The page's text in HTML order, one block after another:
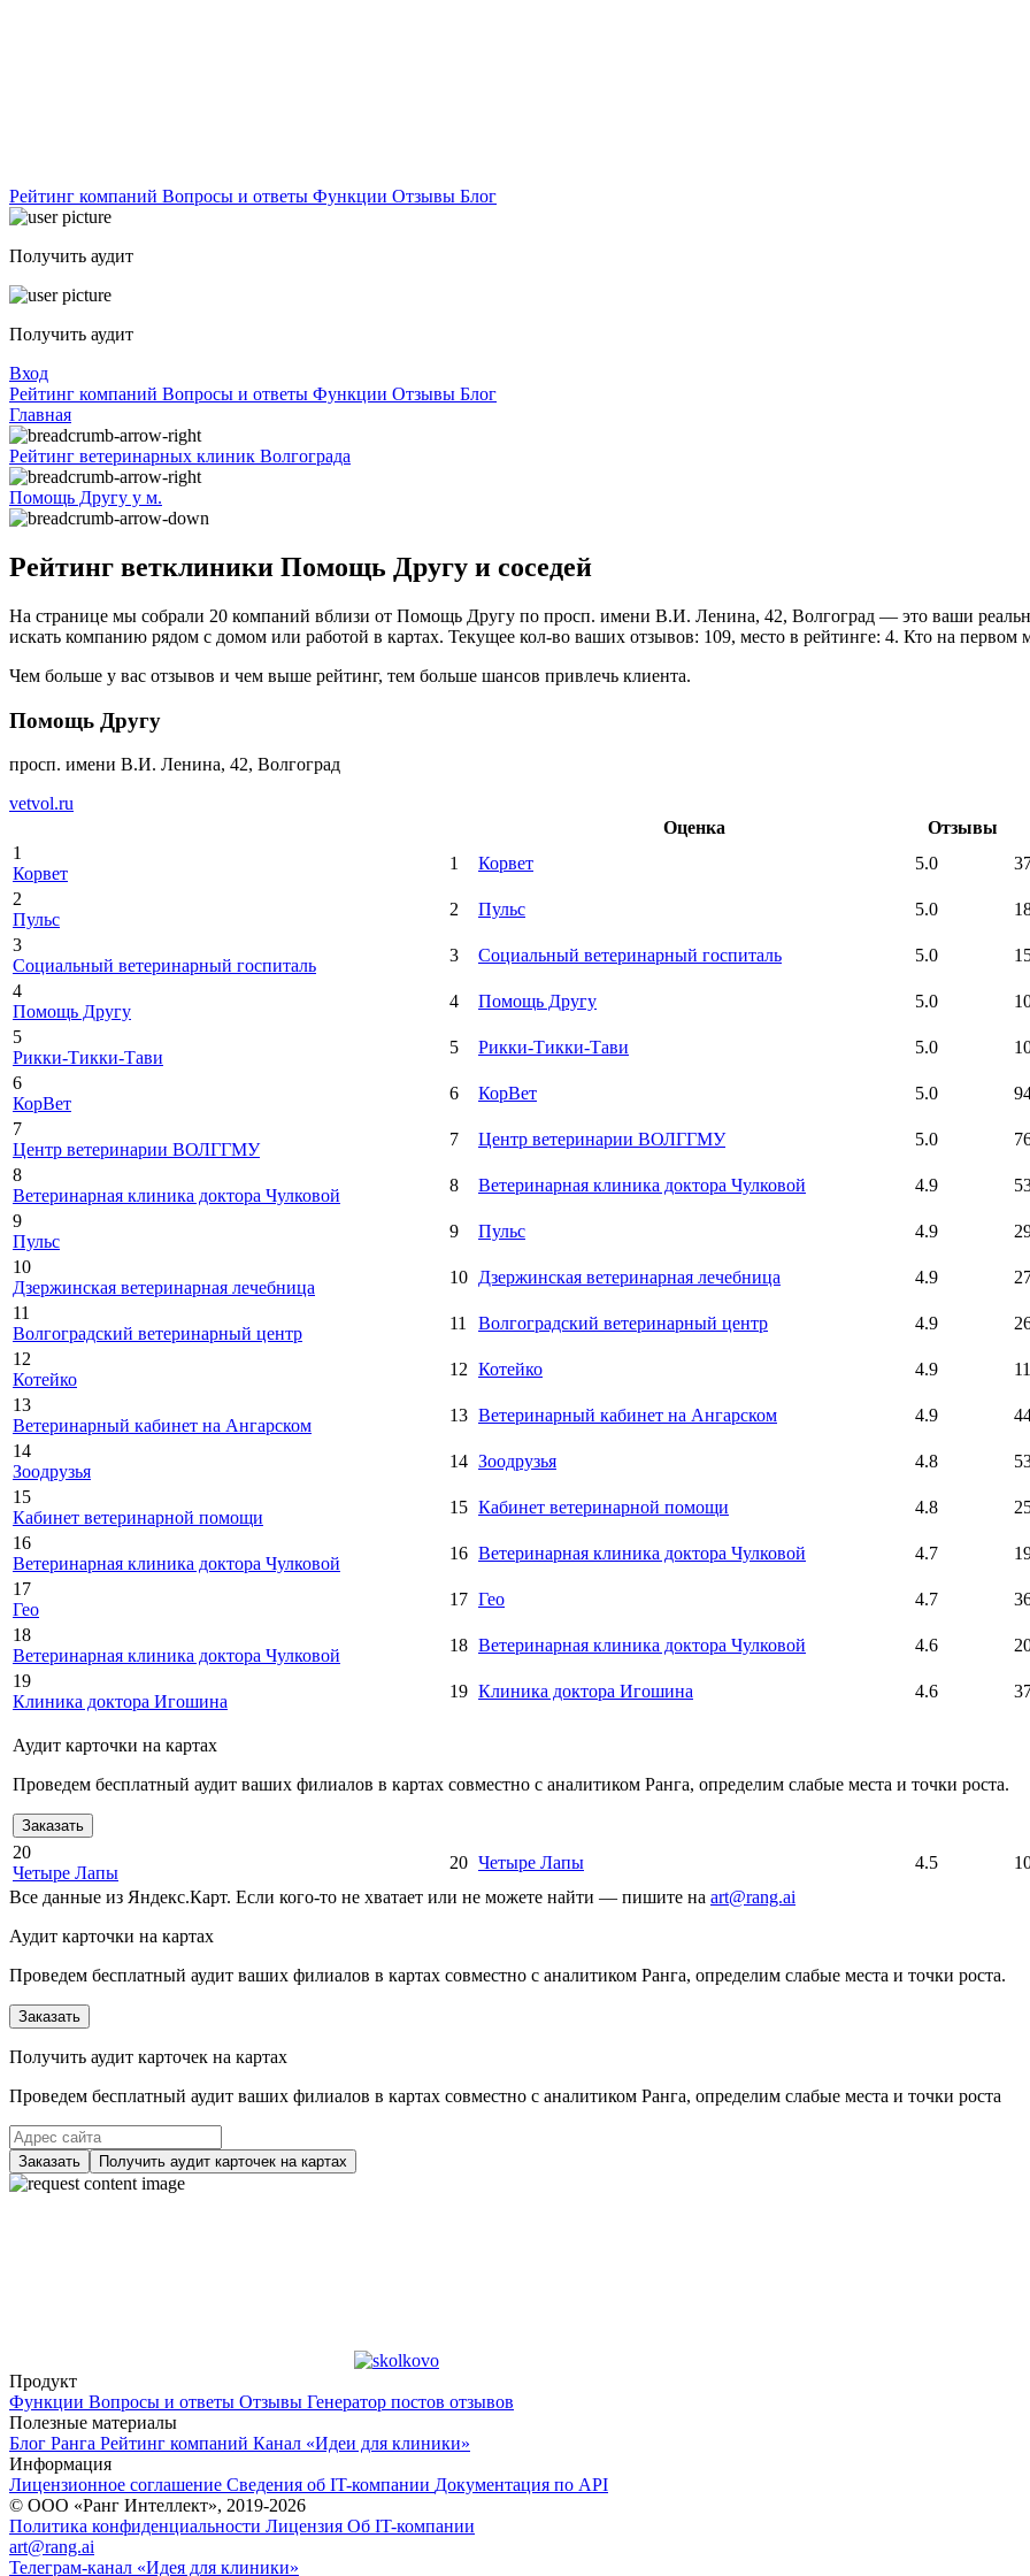
Рейтинг компаний Вопросы и ответы Функции Отзывы Блог
Получить аудит
Получить аудит
Вход
Рейтинг компаний Вопросы и ответы Функции Отзывы Блог
Главная
Рейтинг ветеринарных клиник Волгограда
Помощь Другу у м.
Рейтинг ветклиники Помощь Другу и соседей
На странице мы собрали 20 компаний вблизи от Помощь Другу по просп. имени В.И. Ленина, 42, Волгоград — это ваши
искать компанию рядом с домом или работой в картах. Текущее кол-во ваших отзывов: 109, место в рейтинге: 4. Кто на первом
Чем больше у вас отзывов и чем выше рейтинг, тем больше шансов привлечь клиента.
Помощь Другу
просп. имени В.И. Ленина, 42, Волгоград
vetvol.ru
Оценка
Отзывы
1
Корвет
1 Корвет 5.0
2
Пульс
2 Пульс 5.0
3
Социальный ветеринарный госпиталь
3 Социальный ветеринарный госпиталь 5.0
4
Помощь Другу
4 Помощь Другу 5.0
5
Рикки-Тикки-Тави
5 Рикки-Тикки-Тави 5.0
6
КорВет
6 КорВет 5.0
7
Центр ветеринарии ВОЛГГМУ
7 Центр ветеринарии ВОЛГГМУ 5.0
8
Ветеринарная клиника доктора Чулковой
8 Ветеринарная клиника доктора Чулковой 4.9
9
Пульс
9 Пульс 4.9
10
Дзержинская ветеринарная лечебница
10 Дзержинская ветеринарная лечебница 4.9
11
Волгоградский ветеринарный центр
11 Волгоградский ветеринарный центр 4.9
12
Котейко
12 Котейко 4.9
13
Ветеринарный кабинет на Ангарском
13 Ветеринарный кабинет на Ангарском 4.9
14
Зоодрузья
14 Зоодрузья 4.8
15
Кабинет ветеринарной помощи
15 Кабинет ветеринарной помощи 4.8
16
Ветеринарная клиника доктора Чулковой
16 Ветеринарная клиника доктора Чулковой 4.7
17
Гео
17 Гео 4.7
18
Ветеринарная клиника доктора Чулковой
18 Ветеринарная клиника доктора Чулковой 4.6
19
Клиника доктора Игошина
19 Клиника доктора Игошина 4.6
Аудит карточки на картах
Проведем бесплатный аудит ваших филиалов в картах совместно с аналитиком Ранга, определим слабые места и точки роста.
Заказать
20
Четыре Лапы
20 Четыре Лапы 4.5
Все данные из Яндекс.Карт. Если кого-то не хватает или не можете найти — пишите на art@rang.ai
Аудит карточки на картах
Проведем бесплатный аудит ваших филиалов в картах совместно с аналитиком Ранга, определим слабые места и точки роста.
Заказать
Получить аудит карточек на картах
Проведем бесплатный аудит ваших филиалов в картах совместно с аналитиком Ранга, определим слабые места и точки роста
Заказать Получить аудит карточек на картах
Продукт
Функции Вопросы и ответы Отзывы Генератор постов отзывов
Полезные материалы
Блог Ранга Рейтинг компаний Канал «Идеи для клиники»
Информация
Лицензионное соглашение Сведения об IT-компании Документация по API
© ООО «Ранг Интеллект», 2019-2026
Политика конфиденциальности Лицензия Об IT-компании
art@rang.ai
Телеграм-канал «Идея для клиники»